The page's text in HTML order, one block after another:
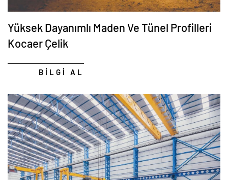
Yüksek Dayanımlı Maden Ve Tünel Profilleri
Kocaer Çelik
BİLGİ AL